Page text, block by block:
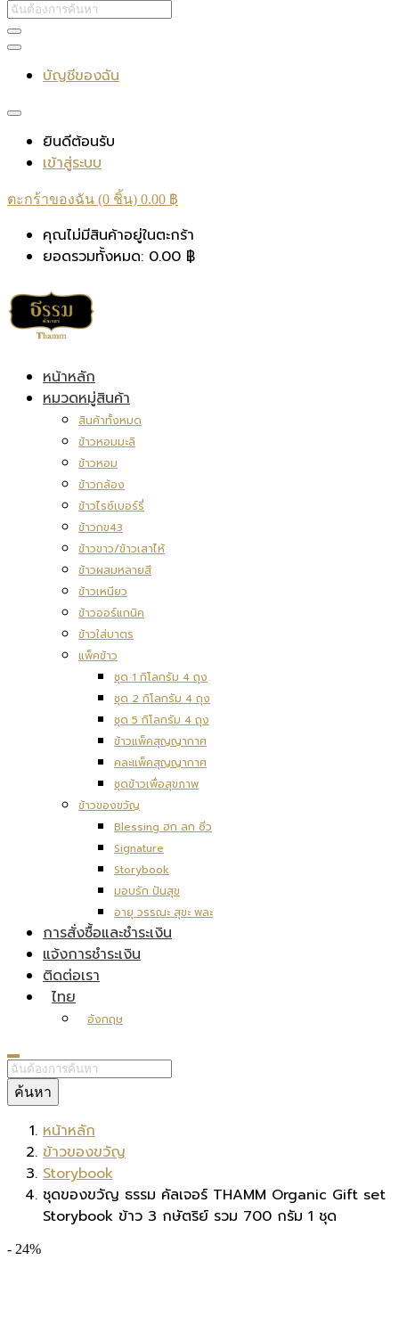
บัญชีของฉัน
ยินดีต้อนรับ
เข้าสู่ระบบ
ตะกร้าของฉัน (0 ชิ้น) 0.00 ฿
คุณไม่มีสินค้าอยู่ในตะกร้า
ยอดรวมทั้งหมด: 0.00 ฿
หน้าหลัก
หมวดหมู่สินค้า
สินค้าทั้งหมด
ข้าวหอมมะลิ
ข้าวหอม
ข้าวกล้อง
ข้าวไรซ์เบอร์รี่
ข้าวกข43
ข้าวขาว/ข้าวเสาไห้
ข้าวผสมหลายสี
ข้าวเหนียว
ข้าวออร์แกนิค
ข้าวใส่บาตร
แพ็คข้าว
ชุด 1 กิโลกรัม 4 ถุง
ชุด 2 กิโลกรัม 4 ถุง
ชุด 5 กิโลกรัม 4 ถุง
ข้าวแพ็คสุญญากาศ
คละแพ็คสุญญากาศ
ชุดข้าวเพื่อสุขภาพ
ข้าวของขวัญ
Blessing ฮก ลก ซิ่ว
Signature
Storybook
มอบรัก ปันสุข
อายุ วรรณะ สุขะ พละ
การสั่งซื้อและชำระเงิน
แจ้งการชำระเงิน
ติดต่อเรา
ไทย
อังกฤษ
ค้นหา
หน้าหลัก
ข้าวของขวัญ
Storybook
ชุดของขวัญ ธรรม คัลเจอร์ THAMM Organic Gift set
Storybook ข้าว 3 กษัตริย์ รวม 700 กรัม 1 ชุด
- 24%